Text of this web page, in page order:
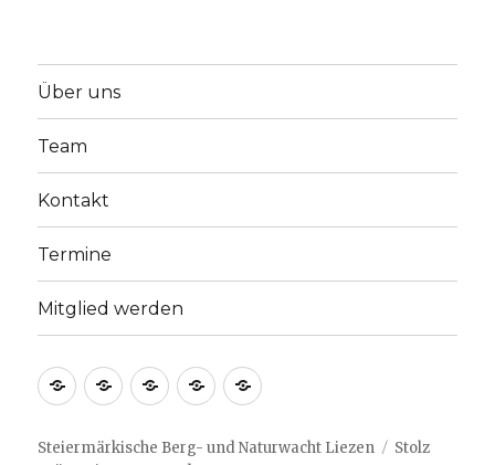
Über uns
Team
Kontakt
Termine
Mitglied werden
Über TeamKontaktTermineMitglied
Steiermärkische Berg- und Naturwacht Liezen
Stolz